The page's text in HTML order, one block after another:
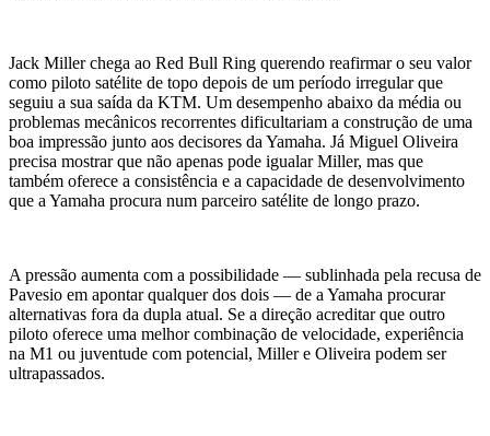
Jack Miller chega ao Red Bull Ring querendo reafirmar o seu valor
como piloto satélite de topo depois de um período irregular que
seguiu a sua saída da KTM. Um desempenho abaixo da média ou
problemas mecânicos recorrentes dificultariam a construção de uma
boa impressão junto aos decisores da Yamaha. Já Miguel Oliveira
precisa mostrar que não apenas pode igualar Miller, mas que
também oferece a consistência e a capacidade de desenvolvimento
que a Yamaha procura num parceiro satélite de longo prazo.
A pressão aumenta com a possibilidade — sublinhada pela recusa de
Pavesio em apontar qualquer dos dois — de a Yamaha procurar
alternativas fora da dupla atual. Se a direção acreditar que outro
piloto oferece uma melhor combinação de velocidade, experiência
na M1 ou juventude com potencial, Miller e Oliveira podem ser
ultrapassados.